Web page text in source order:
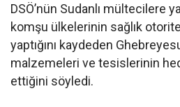
DSÖ’nün Sudanlı mültecilere
komşu ülkelerinin sağlık
yaptığını kaydeden
malzemeleri ve tesislerinin
ettiğini söyledi.